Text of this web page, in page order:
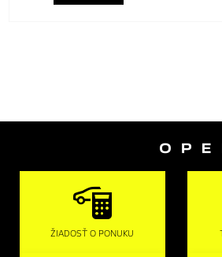

ŽIADOSŤ O PONUKU